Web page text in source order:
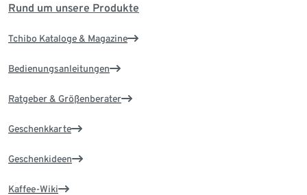
Rund um unsere Produkte
Tchibo Kataloge & Magazine
Bedienungsanleitungen
Ratgeber & Größenberater
Geschenkkarte
Geschenkideen
Kaffee-Wiki